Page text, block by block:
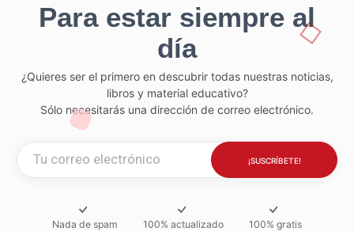
Para estar siempre al
día
¿Quieres ser el primero en descubrir todas nuestras noticias,
libros y material educativo?
Sólo necesitarás una dirección de correo electrónico.
Nada de spam 100% actualizado 100% gratis